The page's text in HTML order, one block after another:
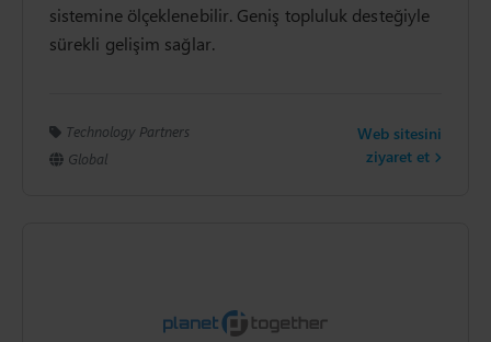
sistemine ölçeklenebilir. Geniş topluluk desteğiyle
sürekli gelişim sağlar.
Technology Partners
Global
Web sitesini
ziyaret et